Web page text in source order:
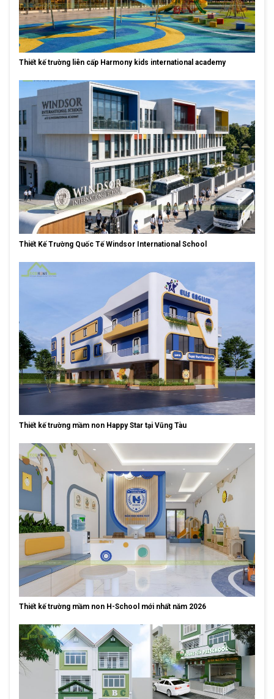
Thiết kế trường liên cấp Harmony kids international academy
Thiết Kế Trường Quốc Tế Windsor International School
Thiết kế trường mầm non Happy Star tại Vũng Tàu
Thiết kế trường mầm non H-School mới nhất năm 2026